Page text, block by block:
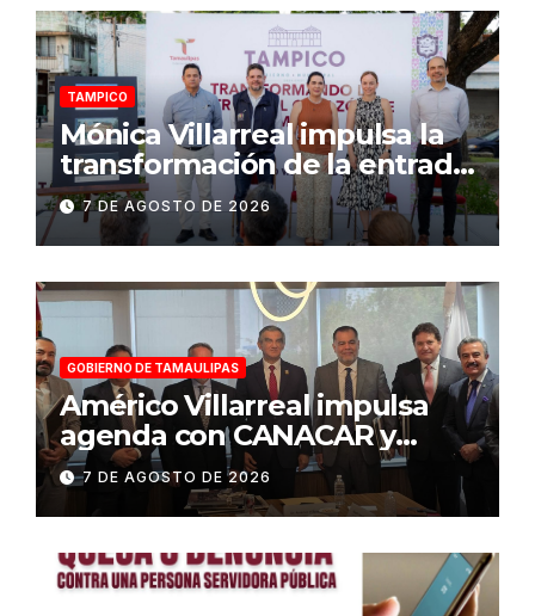
TAMPICO
Mónica Villarreal impulsa la
transformación de la entrada
al Centro Histórico de
Tampico
7 DE AGOSTO DE 2026
GOBIERNO DE TAMAULIPAS
Américo Villarreal impulsa
agenda con CANACAR y
CONCAMIN para fortalecer la
competitividad de
Tamaulipas
7 DE AGOSTO DE 2026